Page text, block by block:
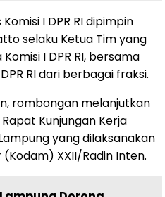
I DPR RI dipimpin
selaku Ketua Tim yang
I DPR RI, bersama
RI dari berbagai fraksi.
rombongan melanjutkan
Kunjungan Kerja
yang dilaksanakan
XXII/Radin Inten.